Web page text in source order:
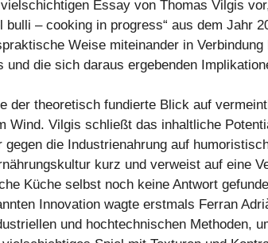
Essay von Thomas Vilgis
bulli – cooking in progress“ aus dem Jahr
Weise miteinander in
und die sich daraus ergebenden
der theoretisch fundierte Blick auf
Wind. Vilgis schließt das inhaltliche
gegen die Industrienahrung auf
kurz und verweist auf eine
Küche selbst noch keine Antwort
Innovation wagte erstmals Ferran
und hochtechnischen Methoden,